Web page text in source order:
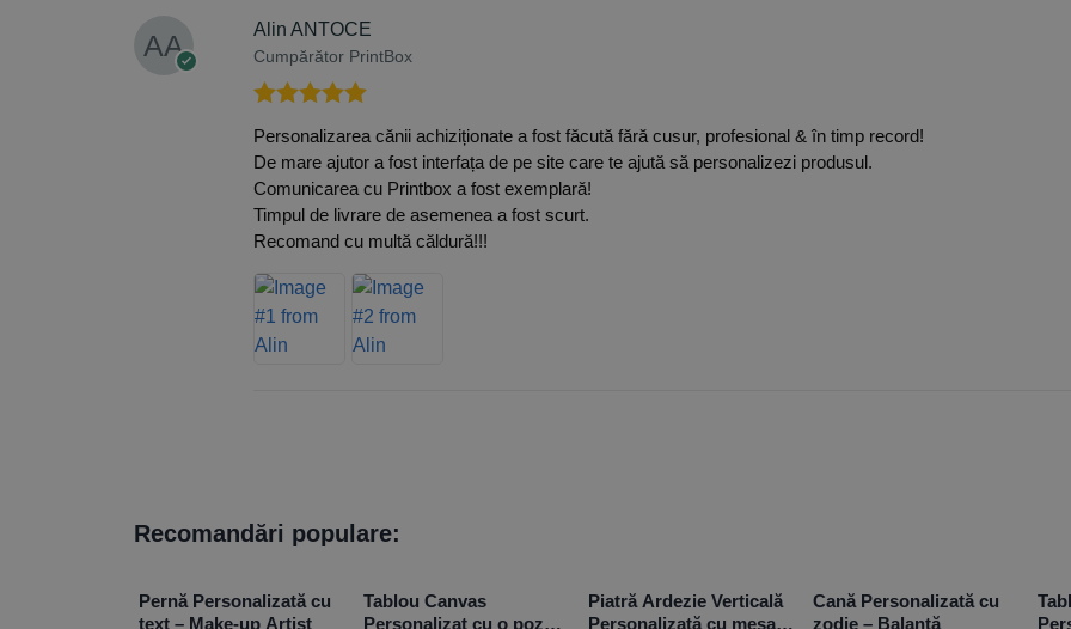
Alin ANTOCE
Cumpărător PrintBox
Evaluat la
din 5
Personalizarea cănii achiziționate a fost făcută fără cusur, profesional & în timp record!
De mare ajutor a fost interfața de pe site care te ajută să personalizezi produsul.
Comunicarea cu Printbox a fost exemplară!
Timpul de livrare de asemenea a fost scurt.
Recomand cu multă căldură!!!
Recomandări populare:
Pernă Personalizată cu
text – Make-up Artist
Tablou Canvas
Personalizat cu o poză –
Piatră Ardezie Verticală
Personalizată cu mesaj
Cană Personalizată cu
zodie – Balanță